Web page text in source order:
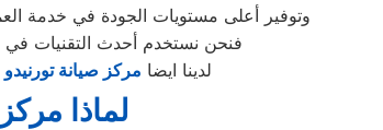
وتوفير أعلى مستويات الجودة في خدمة
فنحن نستخدم أحدث التقنيات
لدينا ايضا مركز صيانة تورنيدو
لماذا